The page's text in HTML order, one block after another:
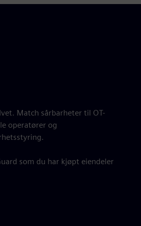
Match sårbarheter til OT-
operatører og
som du har kjøpt eiendeler